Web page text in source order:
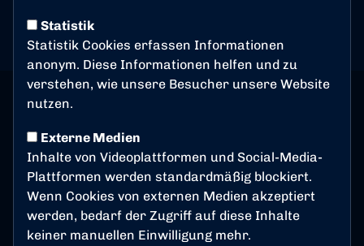
Statistik
Statistik Cookies erfassen Informationen
anonym. Diese Informationen helfen und zu
verstehen, wie unsere Besucher unsere Website
nutzen.
Externe Medien
Inhalte von Videoplattformen und Social-Media-
Plattformen werden standardmäßig blockiert.
Wenn Cookies von externen Medien akzeptiert
werden, bedarf der Zugriff auf diese Inhalte
keiner manuellen Einwilligung mehr.